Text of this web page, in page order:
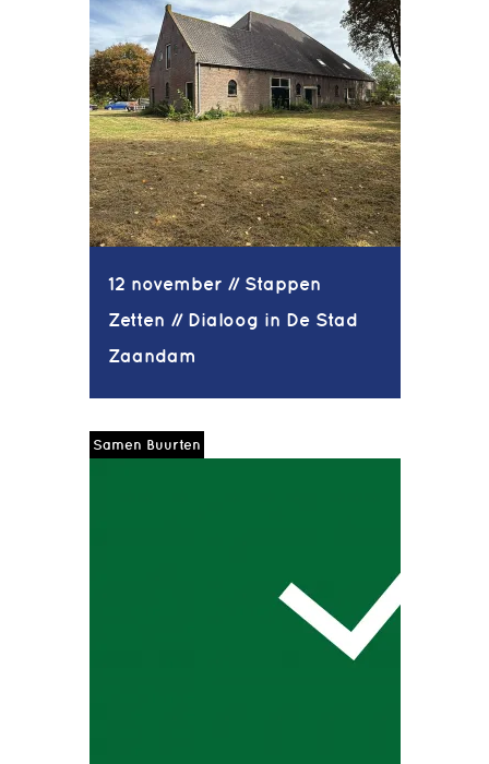
12 november // Stappen
Zetten // Dialoog in De Stad
Zaandam
Samen Buurten